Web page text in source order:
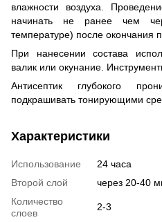
влажности воздуха.
начинать не ранее чем
температуре) после окончания
При нанесении состава
валик или окунание.
Антисептик глубокого
подкрашивать тонирующими
Характеристики
Использование
24 часа
Второй слой
через 20-40
Количество
слоев
2-3